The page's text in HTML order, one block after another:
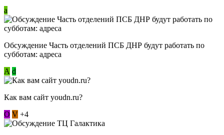
a
Обсуждение Часть отделений ПСБ ДНР будут работать по
субботам: адреса
А d
Как вам сайт youdn.ru?
О V +4